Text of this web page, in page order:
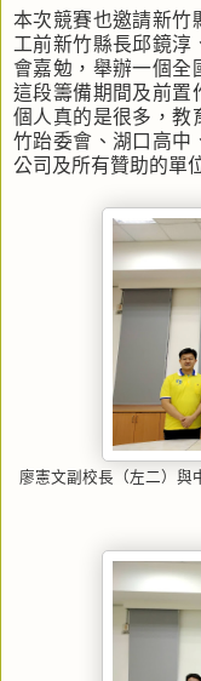
本次競賽也邀請新竹
工前新竹縣長邱鏡淳
會嘉勉，舉辦一個全
這段籌備期間及前置
個人真的是很多，教
竹跆委會、湖口高中
公司及所有贊助的單
廖憲文副校長（左二）與